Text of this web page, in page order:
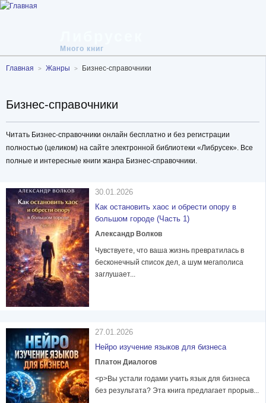
Много книг
Главная Жанры Бизнес-справочники
Бизнес-справочники
Читать Бизнес-справочники онлайн бесплатно и без регистрации
полностью (целиком) на сайте электронной библиотеки «Либрусек». Все
полные и интересные книги жанра Бизнес-справочники.
30.01.2026
Как остановить хаос и обрести опору в
большом городе (Часть 1)
Александр Волков
Чувствуете, что ваша жизнь превратилась в
бесконечный список дел, а шум мегаполиса
заглушает...
27.01.2026
Нейро изучение языков для бизнеса
Платон Диалогов
<p>Вы устали годами учить язык для бизнеса
без результата? Эта книга предлагает прорыв...